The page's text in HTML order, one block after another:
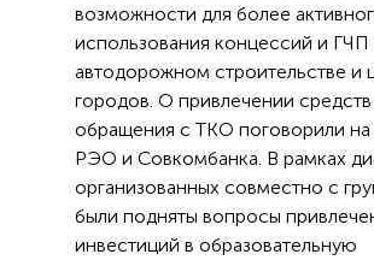
возможности для более
использования концессий и ГЧП
автодорожном строительстве и
городов. О привлечении
обращения с ТКО поговорили
РЭО и Совкомбанка. В рамках
организованных совместно с
были подняты вопросы
инвестиций в образовательную